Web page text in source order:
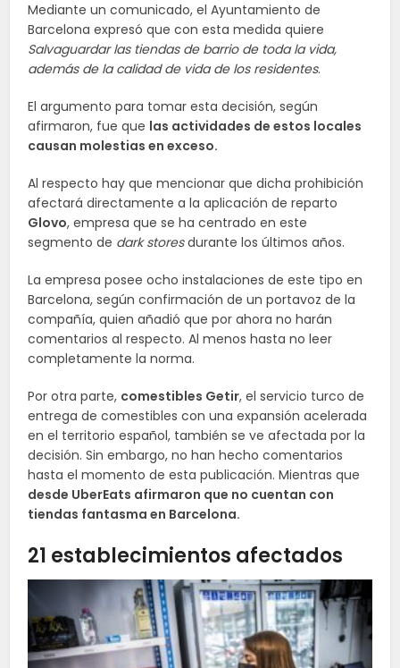
Mediante un comunicado, el Ayuntamiento de
Barcelona expresó que con esta medida quiere
Salvaguardar las tiendas de barrio de toda la vida,
además de la calidad de vida de los residentes.
El argumento para tomar esta decisión, según
afirmaron, fue que las actividades de estos locales
causan molestias en exceso.
Al respecto hay que mencionar que dicha prohibición
afectará directamente a la aplicación de reparto
Glovo, empresa que se ha centrado en este
segmento de dark storesdurante los últimos años.
La empresa posee ocho instalaciones de este tipo en
Barcelona, según confirmación de un portavoz de la
compañía, quien añadió que por ahora no harán
comentarios al respecto. Al menos hasta no leer
completamente la norma.
Por otra parte, comestibles Getir, el servicio turco de
entrega de comestibles con una expansión acelerada
en el territorio español, también se ve afectada por la
decisión. Sin embargo, no han hecho comentarios
hasta el momento de esta publicación. Mientras que
desde UberEats afirmaron que no cuentan con
tiendas fantasma en Barcelona.
21 establecimientos afectados